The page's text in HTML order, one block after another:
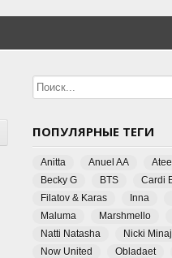
ПОПУЛЯРНЫЕ ТЕГИ
Anitta Anuel AA
Becky G
BTS Cardi
Filatov & Karas
Inna
Maluma
Marshmello
Natti Natasha
Nicki Minaj
Now United
Obladaet